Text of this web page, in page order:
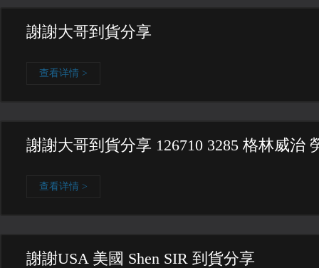
謝謝大哥到貨分享
查看详情 >
謝謝大哥到貨分享 126710 3285 格林威治
查看详情 >
謝謝USA 美國 Shen SIR 到貨分享